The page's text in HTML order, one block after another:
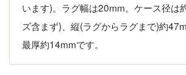
います)。ラグ幅は20mm。ケース径は
ズ含まず)、縦(ラグからラグまで)約
最厚約14mmです。